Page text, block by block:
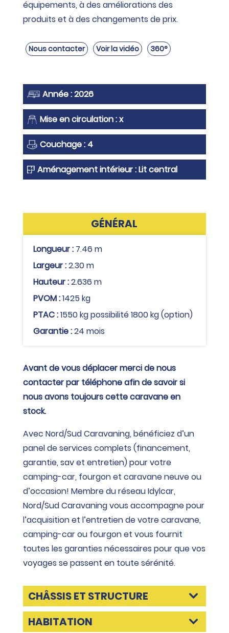
équipements, à des améliorations des
produits et à des changements de prix.
Nous contacter Voir la vidéo 360°
Année : 2026
Mise en circulation : x
Couchage : 4
Aménagement intérieur : Lit central
GÉNÉRAL
Longueur : 7.46 m
Largeur :2.30 m
Hauteur :2.636 m
PVOM :1425 kg
PTAC :1550 kg possibilité 1800 kg (option)
Garantie :24 mois
Avant de vous déplacer merci de nous
contacter par téléphone afin de savoir si
nous avons toujours cette caravane en
stock.
Avec Nord/Sud Caravaning, bénéficiez d’un
panel de services complets (financement,
garantie, sav et entretien) pour votre
camping-car, fourgon et caravane neuve ou
d’occasion! Membre du réseau Idylcar,
Nord/Sud Caravaning vous accompagne pour
l’acquisition et l’entretien de votre caravane,
camping-car ou fourgon et vous fournit
toutes les garanties nécessaires pour que vos
voyages se passent en toute sérénité.
CHÂSSIS ET STRUCTURE
HABITATION